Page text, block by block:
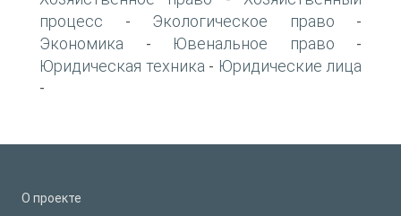
процесс - Экологическое право -
Экономика - Ювенальное право -
Юридическая техника - Юридические лица
-
О проекте